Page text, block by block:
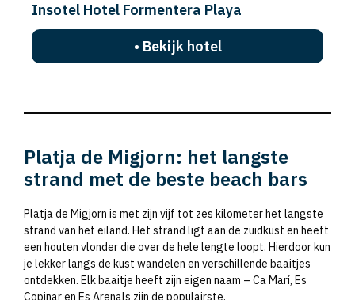
Insotel Hotel Formentera Playa
• Bekijk hotel
Platja de Migjorn: het langste
strand met de beste beach bars
Platja de Migjorn is met zijn vijf tot zes kilometer het langste
strand van het eiland. Het strand ligt aan de zuidkust en heeft
een houten vlonder die over de hele lengte loopt. Hierdoor kun
je lekker langs de kust wandelen en verschillende baaitjes
ontdekken. Elk baaitje heeft zijn eigen naam – Ca Marí, Es
Copinar en Es Arenals zijn de populairste.